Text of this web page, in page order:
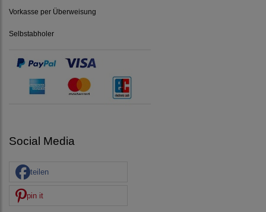
Vorkasse per Überweisung
Selbstabholer
Social Media
teilen
pin it